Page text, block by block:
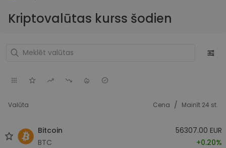
Kriptovalūtas kurss šodien
Valūta Cena / Mainīt 24 st.
Bitcoin
BTC
56307.00 EUR
+0.20%